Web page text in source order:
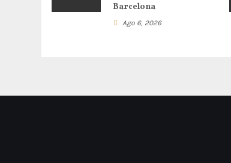
Barcelona
Ago 6, 2026